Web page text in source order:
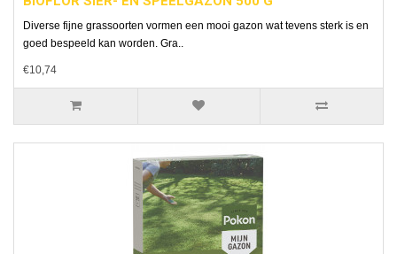
Diverse fijne grassoorten vormen een mooi gazon wat tevens sterk is en
goed bespeeld kan worden. Gra..
€10,74